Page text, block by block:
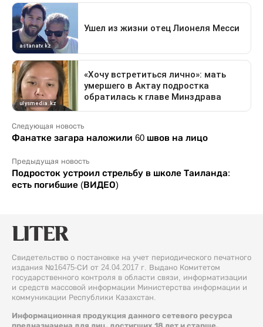
Следующая новость
Фанатке загара наложили 60 швов на лицо
Предыдущая новость
Подросток устроил стрельбу в школе Таиланда:
есть погибшие (ВИДЕО)
Свидетельство о постановке на учет периодического печатного
издания №16475-СИ от 24.04.2017 г. Выдано Комитетом
государственного контроля в области связи, информатизации
и средств массовой информации Министерства информации и
коммуникации Республики Казахстан.
Информационная продукция данного сетевого ресурса